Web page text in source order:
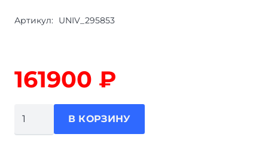
Артикул: UNIV_295853
161900 ₽
В КОРЗИНУ